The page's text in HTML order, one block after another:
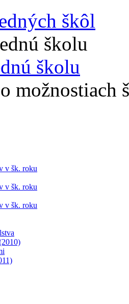
škôl
školu
školu
možnostiach
v šk. roku
v šk. roku
v šk. roku